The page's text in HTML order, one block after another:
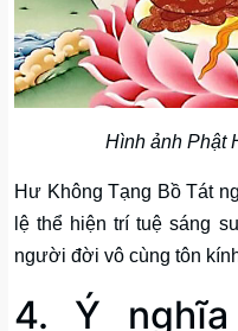
Hình ảnh Phật
Hư Không Tạng Bồ Tát
lệ thể hiện trí tuệ sáng
người đời vô cùng tôn
4. Ý